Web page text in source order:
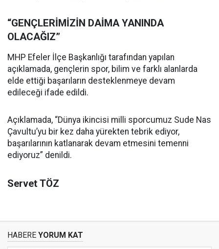
“GENÇLERİMİZİN DAİMA YANINDA
OLACAĞIZ”
MHP Efeler İlçe Başkanlığı tarafından yapılan
açıklamada, gençlerin spor, bilim ve farklı alanlarda
elde ettiği başarıların desteklenmeye devam
edileceği ifade edildi.
Açıklamada, “Dünya ikincisi milli sporcumuz Sude Nas
Çavultu’yu bir kez daha yürekten tebrik ediyor,
başarılarının katlanarak devam etmesini temenni
ediyoruz” denildi.
Servet TÖZ
HABERE YORUM KAT